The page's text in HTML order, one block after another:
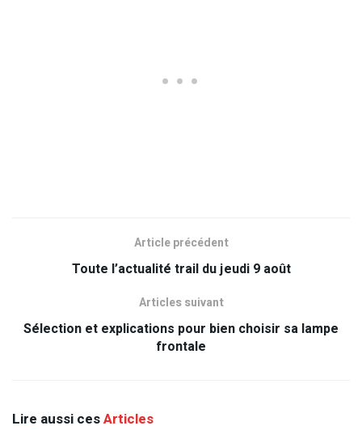
Article précédent
Toute l’actualité trail du jeudi 9 août
Articles suivant
Sélection et explications pour bien choisir sa lampe
frontale
Lire aussi cesArticles